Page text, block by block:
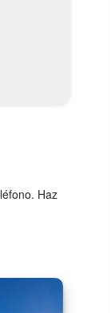
Haz